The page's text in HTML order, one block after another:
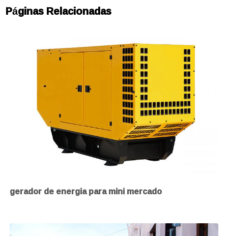
Páginas Relacionadas
gerador de energia para mini mercado